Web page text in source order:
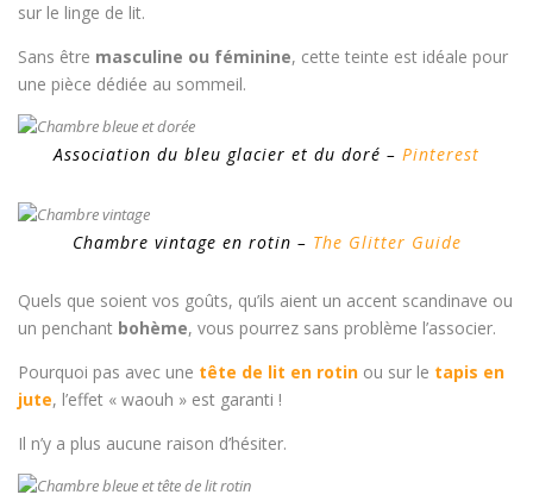
sur le linge de lit.
Sans être masculine ou féminine, cette teinte est idéale pour
une pièce dédiée au sommeil.
Association du bleu glacier et du doré – Pinterest
Chambre vintage en rotin – The Glitter Guide
Quels que soient vos goûts, qu’ils aient un accent scandinave ou
un penchant bohème, vous pourrez sans problème l’associer.
Pourquoi pas avec une tête de lit en rotin ou sur le tapis en
jute, l’effet « waouh » est garanti !
Il n’y a plus aucune raison d’hésiter.